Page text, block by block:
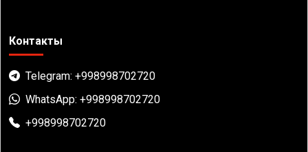
Контакты
Telegram: +998998702720
WhatsApp: +998998702720
+998998702720